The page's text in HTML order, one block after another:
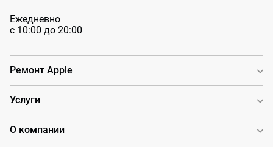
Ежедневно
с 10:00 до 20:00
Ремонт Apple
Услуги
О компании